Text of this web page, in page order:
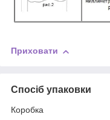
Приховати
Спосіб упаковки
Коробка